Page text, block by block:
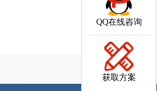
QQ在线咨询
获取方案